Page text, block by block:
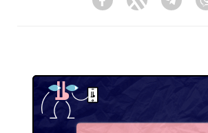
FacebookTwitter